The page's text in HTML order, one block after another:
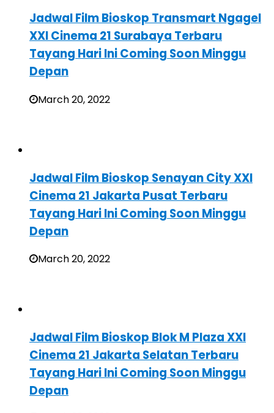
Jadwal Film Bioskop Transmart Ngagel
XXI Cinema 21 Surabaya Terbaru
Tayang Hari Ini Coming Soon Minggu
Depan
March 20, 2022
Jadwal Film Bioskop Senayan City XXI
Cinema 21 Jakarta Pusat Terbaru
Tayang Hari Ini Coming Soon Minggu
Depan
March 20, 2022
Jadwal Film Bioskop Blok M Plaza XXI
Cinema 21 Jakarta Selatan Terbaru
Tayang Hari Ini Coming Soon Minggu
Depan